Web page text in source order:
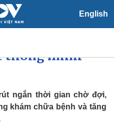
English
Xã hội
Tin 24h
vận hành hệ
thông minh
ngắn thời gian chờ đợi,
khám chữa bệnh và tăng